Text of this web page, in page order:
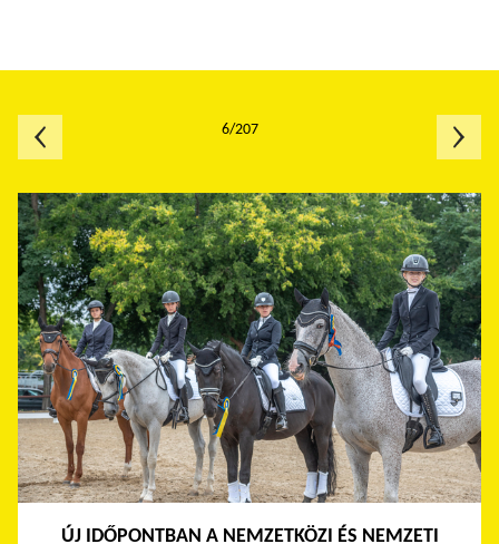
ÚJ IDŐPONTBAN A NEMZETKÖZI ÉS NEMZETI
6/207